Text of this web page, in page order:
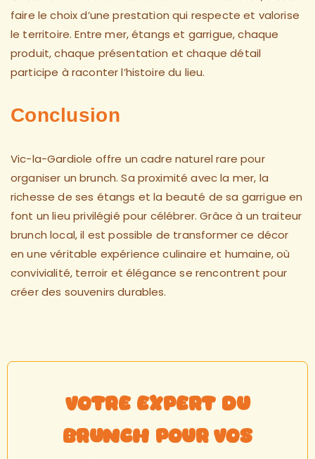
faire le choix d’une prestation qui respecte et valorise
le territoire. Entre mer, étangs et garrigue, chaque
produit, chaque présentation et chaque détail
participe à raconter l’histoire du lieu.
Conclusion
Vic-la-Gardiole offre un cadre naturel rare pour
organiser un brunch. Sa proximité avec la mer, la
richesse de ses étangs et la beauté de sa garrigue en
font un lieu privilégié pour célébrer. Grâce à un traiteur
brunch local, il est possible de transformer ce décor
en une véritable expérience culinaire et humaine, où
convivialité, terroir et élégance se rencontrent pour
créer des souvenirs durables.
Votre expert du
brunch pour vos